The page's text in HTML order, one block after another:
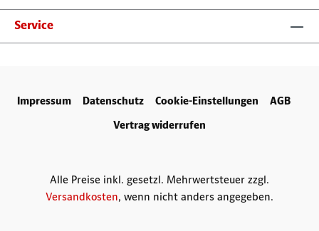
Service
Impressum Datenschutz Cookie-Einstellungen
AGB
Vertrag widerrufen
Alle Preise inkl. gesetzl. Mehrwertsteuer zzgl.
Versandkosten, wenn nicht anders angegeben.